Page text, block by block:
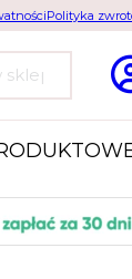
Polityka